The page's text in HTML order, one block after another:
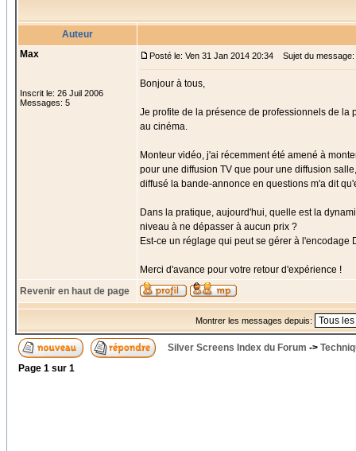
Auteur
Max
Inscrit le: 26 Juil 2006
Messages: 5
Posté le: Ven 31 Jan 2014 20:34 Sujet du message:
Bonjour à tous,
Je profite de la présence de professionnels de la
au cinéma.
Monteur vidéo, j'ai récemment été amené à
pour une diffusion TV que pour une diffusion
diffusé la bande-annonce en questions m'a dit
Dans la pratique, aujourd'hui, quelle est la
niveau à ne dépasser à aucun prix ?
Est-ce un réglage qui peut se gérer à
Merci d'avance pour votre retour d'expérience !
Revenir en haut de page
Montrer les messages depuis:
Silver Screens Index du Forum ->
Page 1 sur 1